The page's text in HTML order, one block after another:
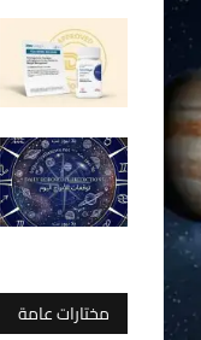
مختارات عامة